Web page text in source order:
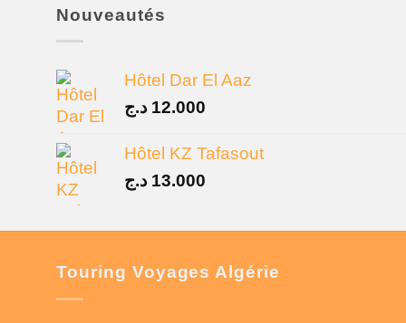
Nouveautés
Hôtel Dar El Aaz
12.000 د.ج
Hôtel KZ Tafasout
13.000 د.ج
Touring Voyages Algérie